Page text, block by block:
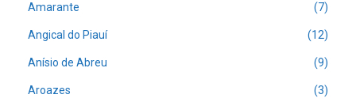
Amarante (7)
Angical do Piauí (12)
Anísio de Abreu (9)
Aroazes (3)